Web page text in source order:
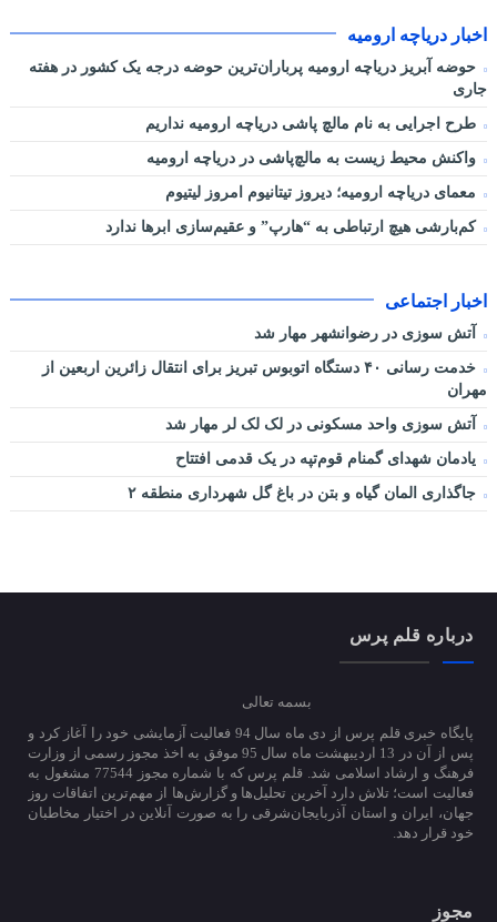
اخبار دریاچه ارومیه
حوضه آبریز دریاچه ارومیه پرباران‌ترین حوضه‌ درجه یک کشور در هفته
جاری
طرح اجرایی به نام مالچ پاشی دریاچه ارومیه نداریم
واکنش محیط زیست به مالچ‌پاشی در دریاچه ارومیه
معمای دریاچه ارومیه؛ دیروز تیتانیوم امروز لیتیوم
کم‌بارشی هیچ ارتباطی به “هارپ” و عقیم‌سازی ابرها ندارد
اخبار اجتماعی
آتش سوزی در رضوانشهر مهار شد
خدمت رسانی ۴۰ دستگاه اتوبوس تبریز برای انتقال زائرین اربعین از
مهران
آتش سوزی واحد مسکونی در لک لک لر مهار شد
یادمان شهدای گمنام قوم‌تپه در یک قدمی افتتاح
جاگذاری المان گیاه و بتن در باغ گل شهرداری منطقه ۲
درباره قلم پرس
بسمه تعالی
پایگاه خبری قلم پرس از دی ماه سال 94 فعالیت آزمایشی خود را آغاز کرد و
پس از آن در 13 اردیبهشت ماه سال 95 موفق به اخذ مجوز رسمی از وزارت
فرهنگ و ارشاد اسلامی شد. قلم پرس که با شماره مجوز 77544 مشغول به
فعالیت است؛ تلاش دارد آخرین تحلیل‌ها و گزارش‌ها از مهم‌ترین اتفاقات روز
جهان، ایران و استان آذربایجان‌شرقی را به صورت آنلاین در اختیار مخاطبان
خود قرار دهد.
مجوز